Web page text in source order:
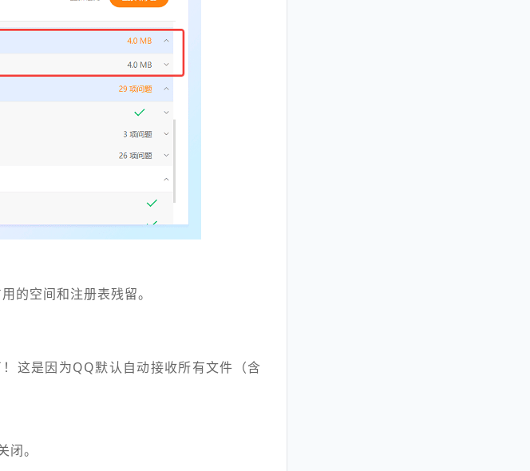
的空间和注册表残留。
这是因为QQ默认自动接收所有文件（含
。